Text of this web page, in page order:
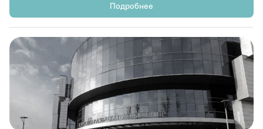
Подробнее